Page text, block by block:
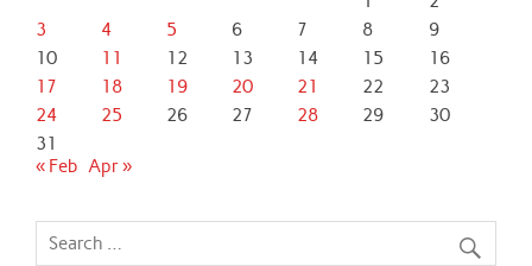
3
4 5 6 7 8
9
10
11 12 13 14 15
16
17
18 19 20 21 22
23
24
25 26 27 28 29
30
31
« Feb Apr »